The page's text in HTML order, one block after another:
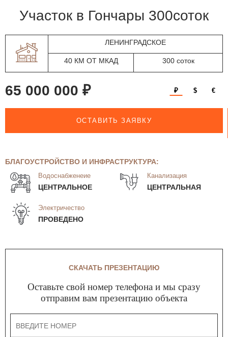
участок в Гончары 300соток
ЛЕНИНГРАДСКОЕ
40 КМ ОТ МКАД 300 соток
65 000 000 ₽ ₽ $ €
ОСТАВИТЬ ЗАЯВКУ
БЛАГОУСТРОЙСТВО И ИНФРАСТРУКТУРА:
Водоснабженеие
ЦЕНТРАЛЬНОЕ
Канализация
ЦЕНТРАЛЬНАЯ
Электричество
ПРОВЕДЕНО
СКАЧАТЬ ПРЕЗЕНТАЦИЮ
Оставьте свой номер телефона и мы сразу
отправим вам презентацию объекта